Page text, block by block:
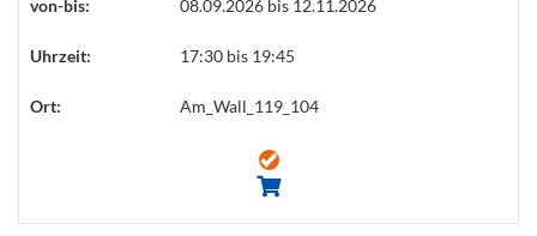
von-bis: 08.09.2026 bis 12.11.2026
Uhrzeit: 17:30 bis 19:45
Ort: Am_Wall_119_104